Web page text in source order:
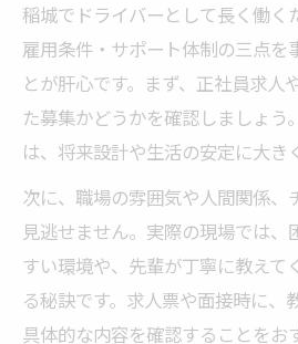
稲城でドライバーとして長く働く
雇用条件・サポート体制の三点を
とが肝心です。まず、正社員求人
た募集かどうかを確認しましょう
は、将来設計や生活の安定に大き
次に、職場の雰囲気や人間関係、
見逃せません。実際の現場では、
すい環境や、先輩が丁寧に教えて
る秘訣です。求人票や面接時に、
具体的な内容を確認することをお